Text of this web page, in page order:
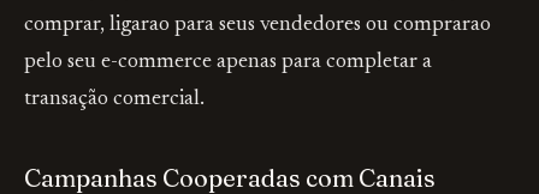
comprar, ligarao para seus vendedores ou comprarao
pelo seu e-commerce apenas para completar a
transação comercial.
Campanhas Cooperadas com Canais